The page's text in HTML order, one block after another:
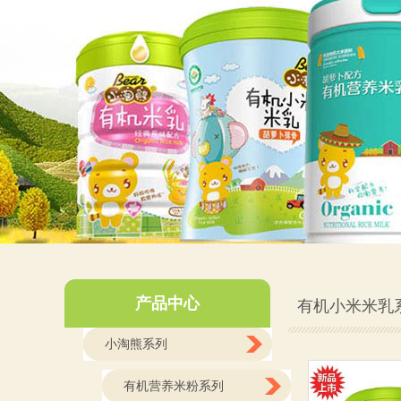
产品中心
小淘熊系列
有机营养米粉系列
有机小米米乳